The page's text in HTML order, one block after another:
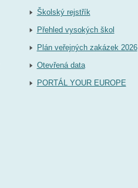
Školský rejstřík
Přehled vysokých škol
Plán veřejných zakázek 2026
Otevřená data
PORTÁL YOUR EUROPE